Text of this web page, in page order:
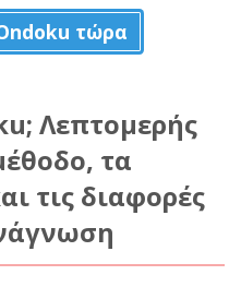
τώρα
Λεπτομερής
τα
τις διαφορές